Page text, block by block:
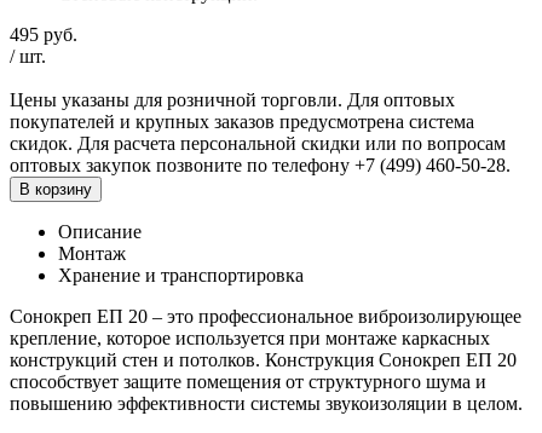
495 руб.
/шт.
Цены указаны для розничной торговли. Для оптовых
покупателей и крупных заказов предусмотрена система
скидок. Для расчета персональной скидки или по вопросам
оптовых закупок позвоните по телефону +7 (499) 460-50-28.
В корзину
Описание
Монтаж
Хранение и транспортировка
Сонокреп ЕП 20 – это профессиональное виброизолирующее
крепление, которое используется при монтаже каркасных
конструкций стен и потолков. Конструкция Сонокреп ЕП 20
способствует защите помещения от структурного шума и
повышению эффективности системы звукоизоляции в целом.